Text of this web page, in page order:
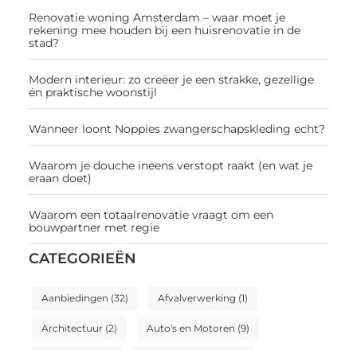
Renovatie woning Amsterdam – waar moet je
rekening mee houden bij een huisrenovatie in de
stad?
Modern interieur: zo creëer je een strakke, gezellige
én praktische woonstijl
Wanneer loont Noppies zwangerschapskleding echt?
Waarom je douche ineens verstopt raakt (en wat je
eraan doet)
Waarom een totaalrenovatie vraagt om een
bouwpartner met regie
CATEGORIEËN
Aanbiedingen (32) Afvalverwerking (1)
Architectuur(2) Auto's en Motoren (9)